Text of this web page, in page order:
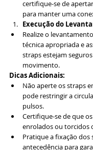
certifique-se de
para manter uma
Execução do
Realize o
técnica apropriada e
straps estejam
movimento.
Dicas Adicionais:
Não aperte os straps
pode restringir a
pulsos.
Certifique-se de que
enrolados ou torcidos
Pratique a fixação dos
antecedência para